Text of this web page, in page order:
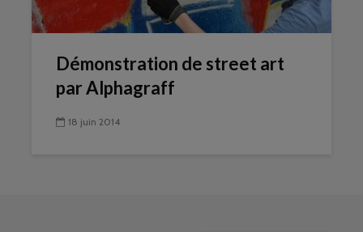
Démonstration de street art
par Alphagraff
18 juin 2014